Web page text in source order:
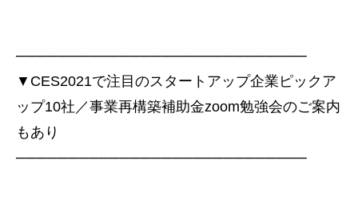
────────────────────────────
▼CES2021で注目のスタートアップ企業ピックア
ップ10社／事業再構築補助金zoom勉強会のご案内
もあり
────────────────────────────